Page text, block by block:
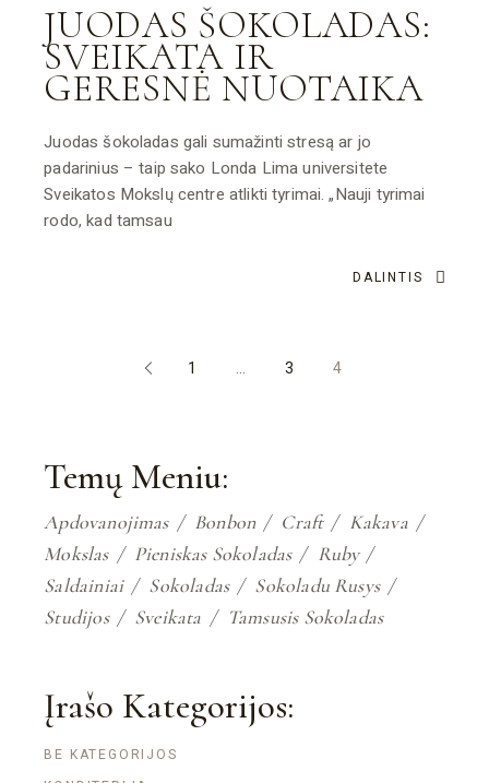
JUODAS ŠOKOLADAS:
SVEIKATA IR
GERESNĖ NUOTAIKA
Juodas šokoladas gali sumažinti stresą ar jo
padarinius – taip sako Londa Lima universitete
Sveikatos Mokslų centre atlikti tyrimai. „Nauji tyrimai
rodo, kad tamsau
DALINTIS
ĮRAŠŲ
1 … 3 4
Temų Meniu:
Apdovanojimas Bonbon Craft
Kakava
Mokslas
Pieniskas Sokoladas
Ruby
Saldainiai
Sokoladas
Sokoladu Rusys
Studijos
Sveikata Tamsusis Sokoladas
Įrašo Kategorijos:
BE KATEGORIJOS